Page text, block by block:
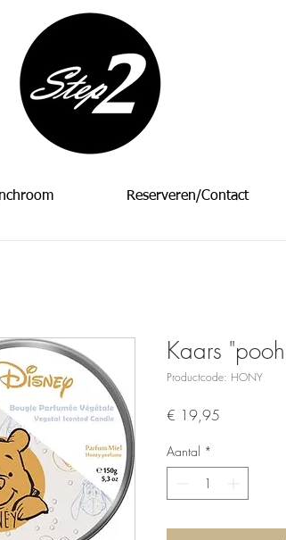
Reserveren/Contact
Kaars
Productcode: HONY
€ 19,95
Aantal *